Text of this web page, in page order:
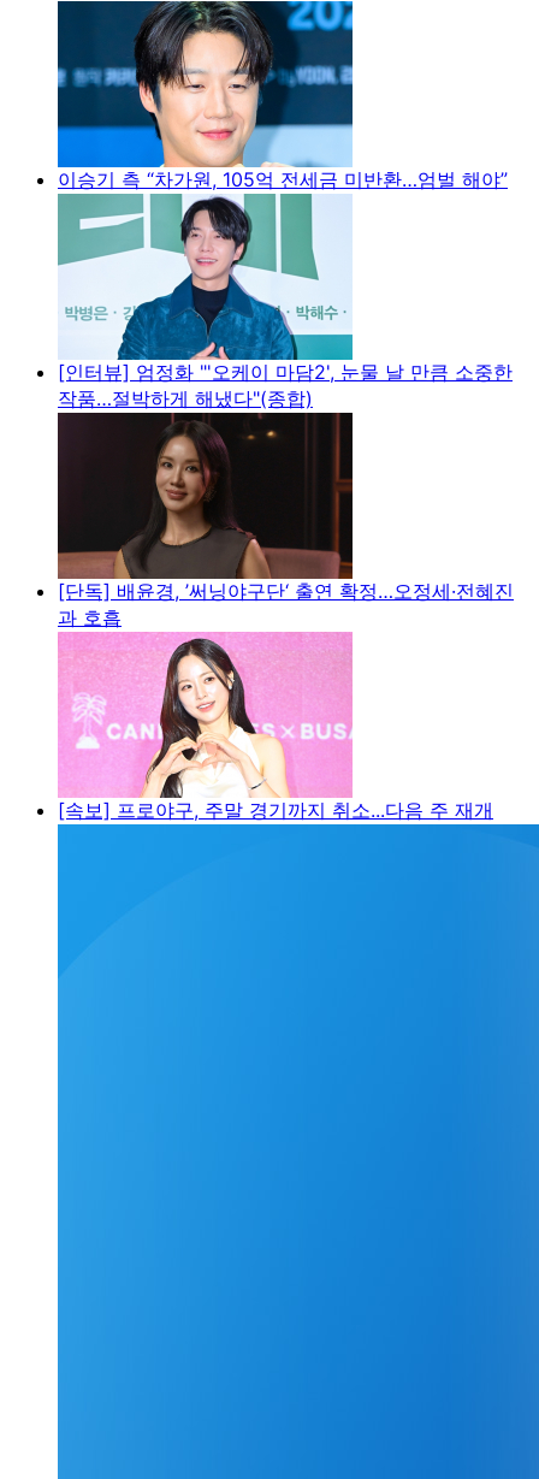
이승기 측 “차가원, 105억 전세금 미반환…엄벌 해야”
[인터뷰] 엄정화 "'오케이 마담2', 눈물 날 만큼 소중한
작품…절박하게 해냈다"(종합)
[단독] 배윤경, ’써닝야구단‘ 출연 확정…오정세·전혜진
과 호흡
[속보] 프로야구, 주말 경기까지 취소...다음 주 재개